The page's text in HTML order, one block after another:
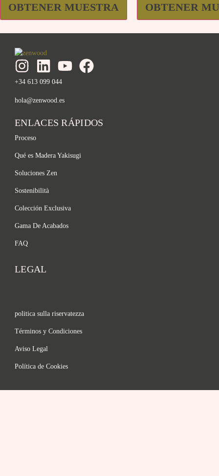
OBTENER MUESTRA OBTENER
+34 613 099 044
hola@zenwood.es
ENLACES RÁPIDOS
Proceso
Qué es Madera Yakisugi
Soluciones Zen
Sostenibilità
Colección Exclusiva
Gama De Acabados
FAQ
LEGAL
politica sulla riservatezza
Términos y Condiciones
Aviso Legal
Política de Cookies